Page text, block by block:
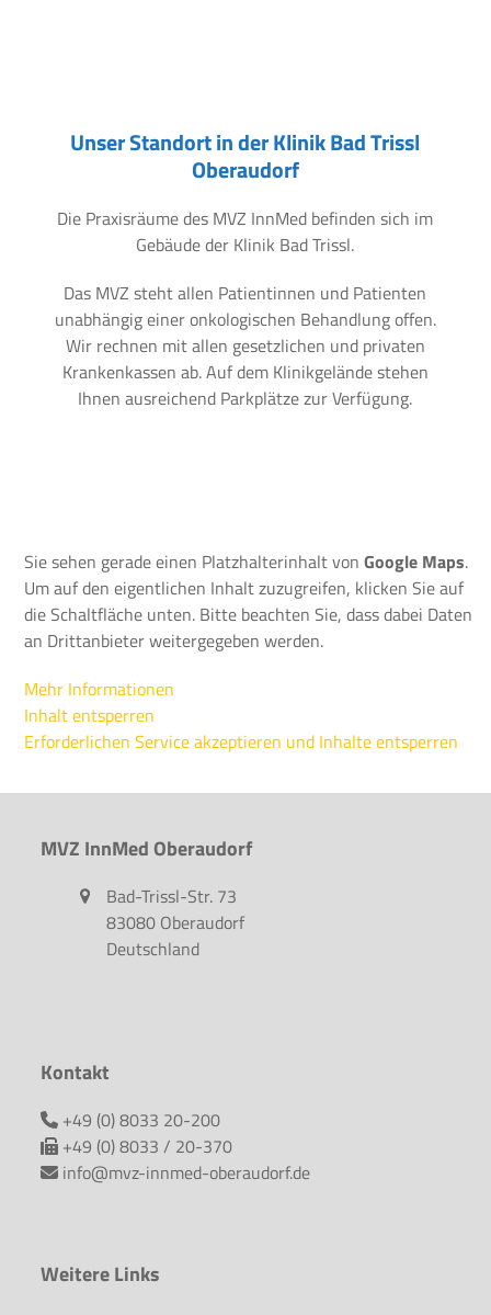
Unser Standort in der Klinik Bad Trissl
Oberaudorf
Die Praxisräume des MVZ InnMed befinden sich im
Gebäude der Klinik Bad Trissl.
Das MVZ steht allen Patientinnen und Patienten
unabhängig einer onkologischen Behandlung offen.
Wir rechnen mit allen gesetzlichen und privaten
Krankenkassen ab. Auf dem Klinikgelände stehen
Ihnen ausreichend Parkplätze zur Verfügung.
Sie sehen gerade einen Platzhalterinhalt vonGoogle Maps.
Um auf den eigentlichen Inhalt zuzugreifen, klicken Sie auf
die Schaltfläche unten. Bitte beachten Sie, dass dabei Daten
an Drittanbieter weitergegeben werden.
Mehr Informationen
Inhalt entsperren
Erforderlichen Service akzeptieren und Inhalte entsperren
MVZ InnMed Oberaudorf
Bad-Trissl-Str. 73
83080 Oberaudorf
Deutschland
Kontakt
+49 (0) 8033 20-200
+49 (0) 8033 / 20-370
info@mvz-innmed-oberaudorf.de
Weitere Links